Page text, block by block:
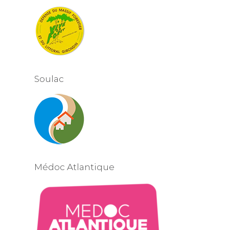
Soulac
Médoc Atlantique